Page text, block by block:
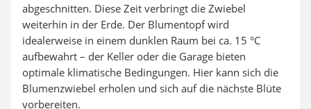
abgeschnitten. Diese Zeit verbringt die Zwiebel
weiterhin in der Erde. Der Blumentopf wird
idealerweise in einem dunklen Raum bei ca. 15 °C
aufbewahrt – der Keller oder die Garage bieten
optimale klimatische Bedingungen. Hier kann sich die
Blumenzwiebel erholen und sich auf die nächste Blüte
vorbereiten.